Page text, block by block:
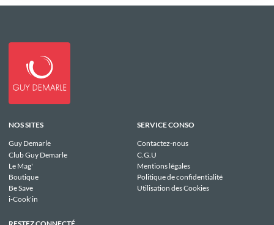
NOS SITES
Guy Demarle
Club Guy Demarle
Le Mag'
Boutique
Be Save
i-Cook'in
SERVICE CONSO
Contactez-nous
C.G.U
Mentions légales
Politique de confidentialité
Utilisation des Cookies